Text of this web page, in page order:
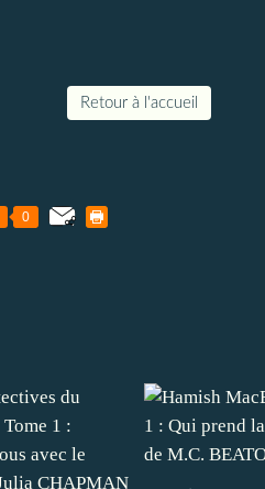
Retour à l'accueil
0